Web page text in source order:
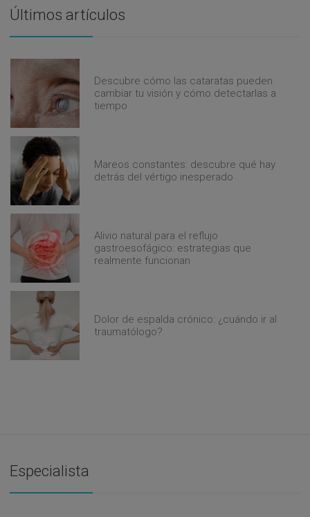
Últimos artículos
Descubre cómo las cataratas pueden
cambiar tu visión y cómo detectarlas a
tiempo
Mareos constantes: descubre qué hay
detrás del vértigo inesperado
Alivio natural para el reflujo
gastroesofágico: estrategias que
realmente funcionan
Dolor de espalda crónico: ¿cuándo ir al
traumatólogo?
Especialista